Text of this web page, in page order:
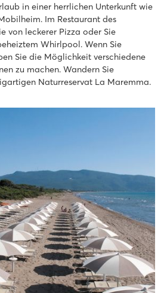
mit breiter Rutsche
San Vincenzo
- Toskana - Figline Valdarno
- Toskana - Montescudaio
und eine 80 m lange Rutsche
schattigen Straßen
Strände von Vada
in einer herrlichen Unterkunft wie
Im Restaurant des
von leckerer Pizza oder Sie
Whirlpool. Wenn Sie
Sie die Möglichkeit verschiedene
zu machen. Wandern Sie
Naturreservat La Maremma.